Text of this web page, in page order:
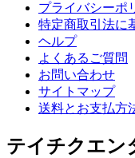
プライバシーポ
特定商取引法に
ヘルプ
よくあるご質問
お問い合わせ
サイトマップ
送料とお支払方
テイチクエン